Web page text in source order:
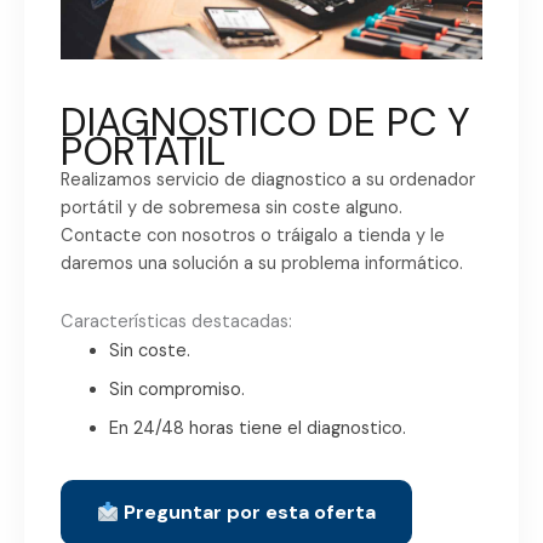
DIAGNOSTICO DE PC Y
PORTATIL
Realizamos servicio de diagnostico a su ordenador
portátil y de sobremesa sin coste alguno.
Contacte con nosotros o tráigalo a tienda y le
daremos una solución a su problema informático.
Características destacadas:
Sin coste.
Sin compromiso.
En 24/48 horas tiene el diagnostico.
Preguntar por esta oferta